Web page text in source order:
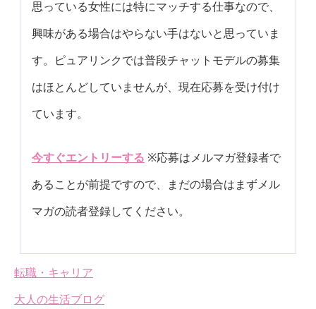
思っている女性には特にマッチする仕事なので、
興味がある場合はやらない手はないと思っていま
す。ピュアリンクでは普段チャットモデルの募集
はほとんどしていませんが、現在応募を受け付け
ています。
今すぐエントリーする ※応募はメルマガ登録者で
あることが前提ですので、まだの場合はまずメル
マガの読者登録してください。
転職・キャリア
大人の生活ブログ